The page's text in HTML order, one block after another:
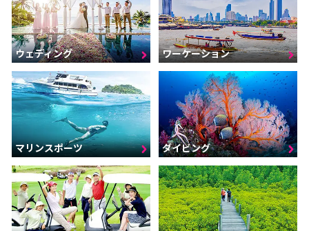
ウェディング ワーケーション
マリンスポーツ ダイビング